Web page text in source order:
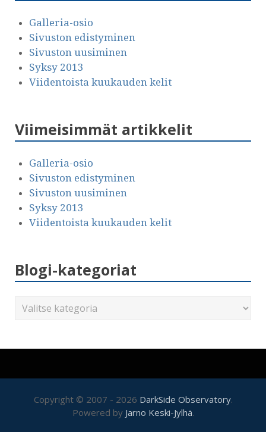
Galleria-osio
Sivuston edistyminen
Sivuston uusiminen
Syksy 2013
Viidentoista kuukauden kelit
Viimeisimmät artikkelit
Galleria-osio
Sivuston edistyminen
Sivuston uusiminen
Syksy 2013
Viidentoista kuukauden kelit
Blogi-kategoriat
Copyright © 2007 - 2026 DarkSide Observatory.
Powered by Jarno Keski-Jylhä.